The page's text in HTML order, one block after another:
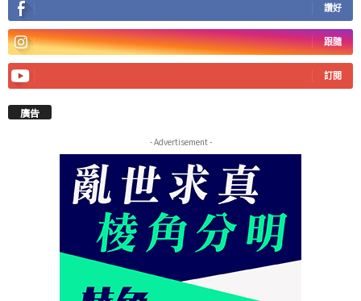
讚好
跟隨
訂閱
廣告
- Advertisement -